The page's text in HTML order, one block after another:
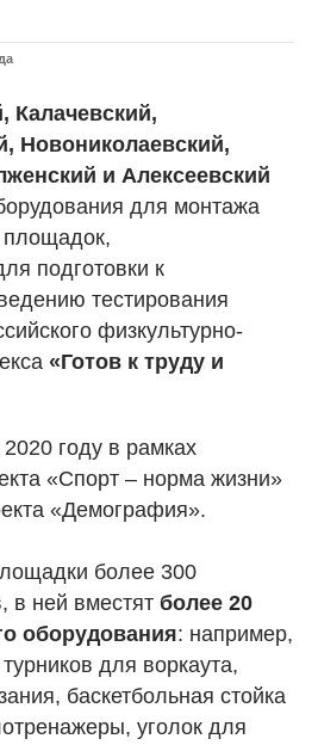
Калачевский,
Новониколаевский,
и Алексеевский
для монтажа
подготовки к
тестирования
физкультурно-
«Готов к труду и
году в рамках
«Спорт – норма жизни»
«Демография».
более 300
в ней вместят более 20
оборудования: например,
для воркаута,
баскетбольная стойка
уголок для